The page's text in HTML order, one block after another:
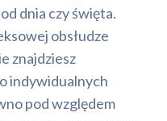
dnia czy święta.
obsłudze
znajdziesz
indywidualnych
pod względem